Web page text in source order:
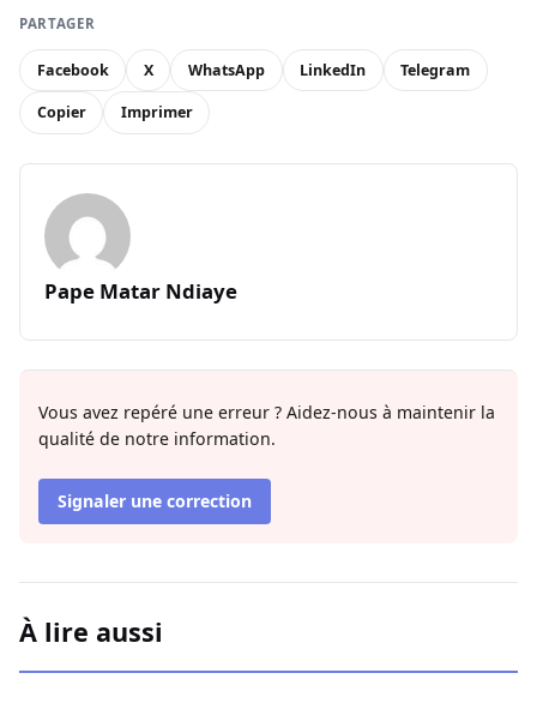
PARTAGER
Facebook X WhatsApp LinkedIn Telegram
Copier Imprimer
Pape Matar Ndiaye
Vous avez repéré une erreur ? Aidez-nous à maintenir la
qualité de notre information.
Signaler une correction
À lire aussi